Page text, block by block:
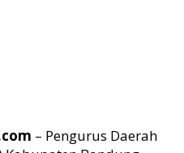
– Pengurus Daerah